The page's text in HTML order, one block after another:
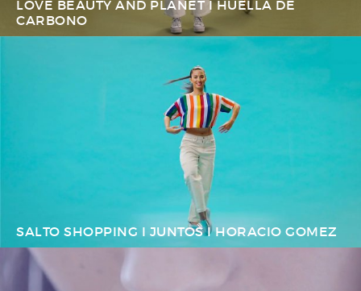
LOVE BEAUTY AND PLANET I HUELLA DE
CARBONO
SALTO SHOPPING I JUNTOS I HORACIO GOMEZ